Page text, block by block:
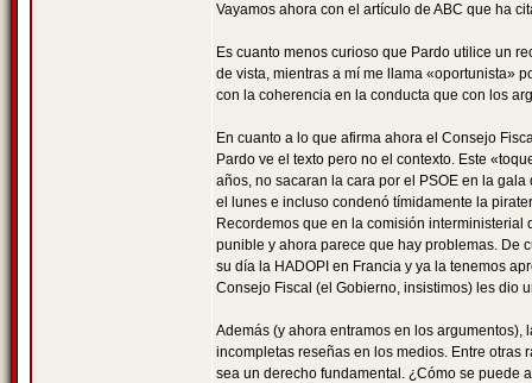
Vayamos ahora con el artículo de ABC que ha
Es cuanto menos curioso que Pardo utilice un
de vista, mientras a mí me llama «oportunista»
con la coherencia en la conducta que con los
En cuanto a lo que afirma ahora el Consejo
Pardo ve el texto pero no el contexto. Este
años, no sacaran la cara por el PSOE en la
el lunes e incluso condenó tímidamente la
Recordemos que en la comisión
punible y ahora parece que hay problemas. De
su día la HADOPI en Francia y ya la tenemos
Consejo Fiscal (el Gobierno, insistimos) les dio
Además (y ahora entramos en los
incompletas reseñas en los medios. Entre
sea un derecho fundamental. ¿Cómo se puede